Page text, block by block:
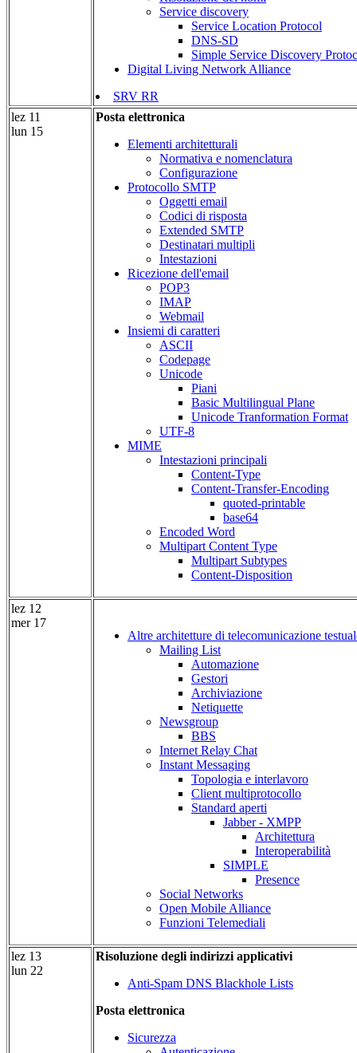
Service discovery
Service Location Protocol
DNS-SD
Simple Service Discovery
Digital Living Network Alliance
SRV RR
lez 11
lun 15
Posta elettronica
Elementi architetturali
Normativa e nomenclatura
Configurazione
Protocollo SMTP
Oggetti email
Codici di risposta
Extended SMTP
Destinatari multipli
Intestazioni
Ricezione dell'email
POP3
IMAP
Webmail
Insiemi di caratteri
ASCII
Codepage
Unicode
Piani
Basic Multilingual Plane
Unicode Tranformation Format
UTF-8
MIME
Intestazioni principali
Content-Type
Content-Transfer-Encoding
quoted-printable
base64
Encoded Word
Multipart Content Type
Multipart Subtypes
Content-Disposition
lez 12
mer 17
Altre architetture di telecomunicazione
Mailing List
Automazione
Gestori
Archiviazione
Netiquette
Newsgroup
BBS
Internet Relay Chat
Instant Messaging
Topologia e interlavoro
Client multiprotocollo
Standard aperti
Jabber - XMPP
Architettura
Interoperabilità
SIMPLE
Presence
Social Networks
Open Mobile Alliance
Funzioni Telemediali
lez 13
lun 22
Risoluzione degli indirizzi applicativi
Anti-Spam DNS Blackhole Lists
Posta elettronica
Sicurezza